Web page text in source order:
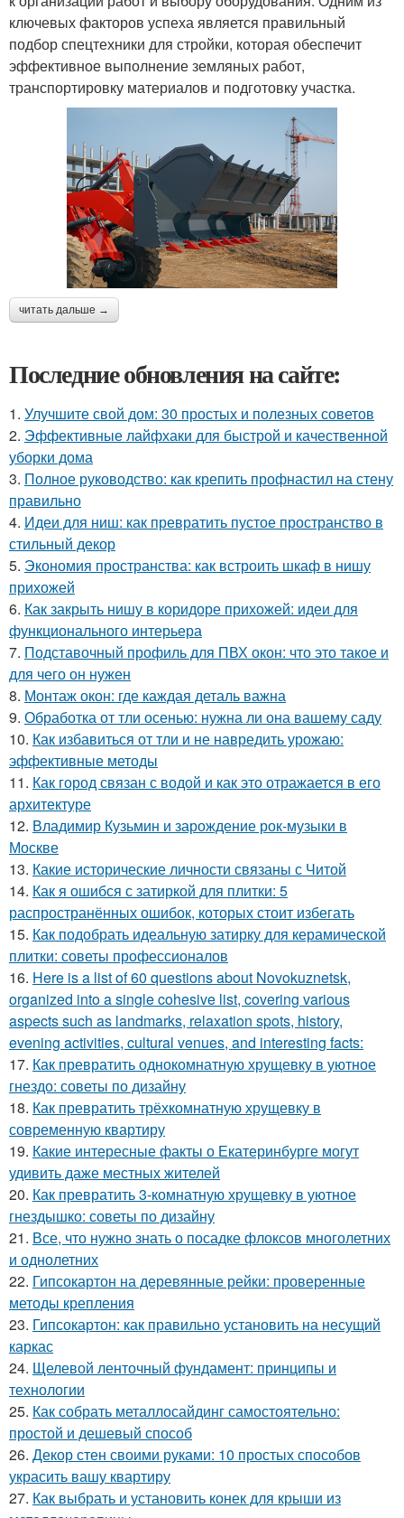
ключевых факторов успеха является правильный
подбор спецтехники для стройки, которая обеспечит
эффективное выполнение земляных работ,
транспортировку материалов и подготовку участка.
читать дальше →
Последние обновления на сайте:
1. Улучшите свой дом: 30 простых и полезных советов
2. Эффективные лайфхаки для быстрой и качественной
уборки дома
3. Полное руководство: как крепить профнастил на стену
правильно
4. Идеи для ниш: как превратить пустое пространство в
стильный декор
5. Экономия пространства: как встроить шкаф в нишу
прихожей
6. Как закрыть нишу в коридоре прихожей: идеи для
функционального интерьера
7. Подставочный профиль для ПВХ окон: что это такое и
для чего он нужен
8. Монтаж окон: где каждая деталь важна
9. Обработка от тли осенью: нужна ли она вашему саду
10. Как избавиться от тли и не навредить урожаю:
эффективные методы
11. Как город связан с водой и как это отражается в его
архитектуре
12. Владимир Кузьмин и зарождение рок-музыки в
Москве
13. Какие исторические личности связаны с Читой
14. Как я ошибся с затиркой для плитки: 5
распространённых ошибок, которых стоит избегать
15. Как подобрать идеальную затирку для керамической
плитки: советы профессионалов
16. Here is a list of 60 questions about Novokuznetsk,
organized into a single cohesive list, covering various
aspects such as landmarks, relaxation spots, history,
evening activities, cultural venues, and interesting facts:
17. Как превратить однокомнатную хрущевку в уютное
гнездо: советы по дизайну
18. Как превратить трёхкомнатную хрущевку в
современную квартиру
19. Какие интересные факты о Екатеринбурге могут
удивить даже местных жителей
20. Как превратить 3-комнатную хрущевку в уютное
гнездышко: советы по дизайну
21. Все, что нужно знать о посадке флоксов многолетних
и однолетних
22. Гипсокартон на деревянные рейки: проверенные
методы крепления
23. Гипсокартон: как правильно установить на несущий
каркас
24. Щелевой ленточный фундамент: принципы и
технологии
25. Как собрать металлосайдинг самостоятельно:
простой и дешевый способ
26. Декор стен своими руками: 10 простых способов
украсить вашу квартиру
27. Как выбрать и установить конек для крыши из